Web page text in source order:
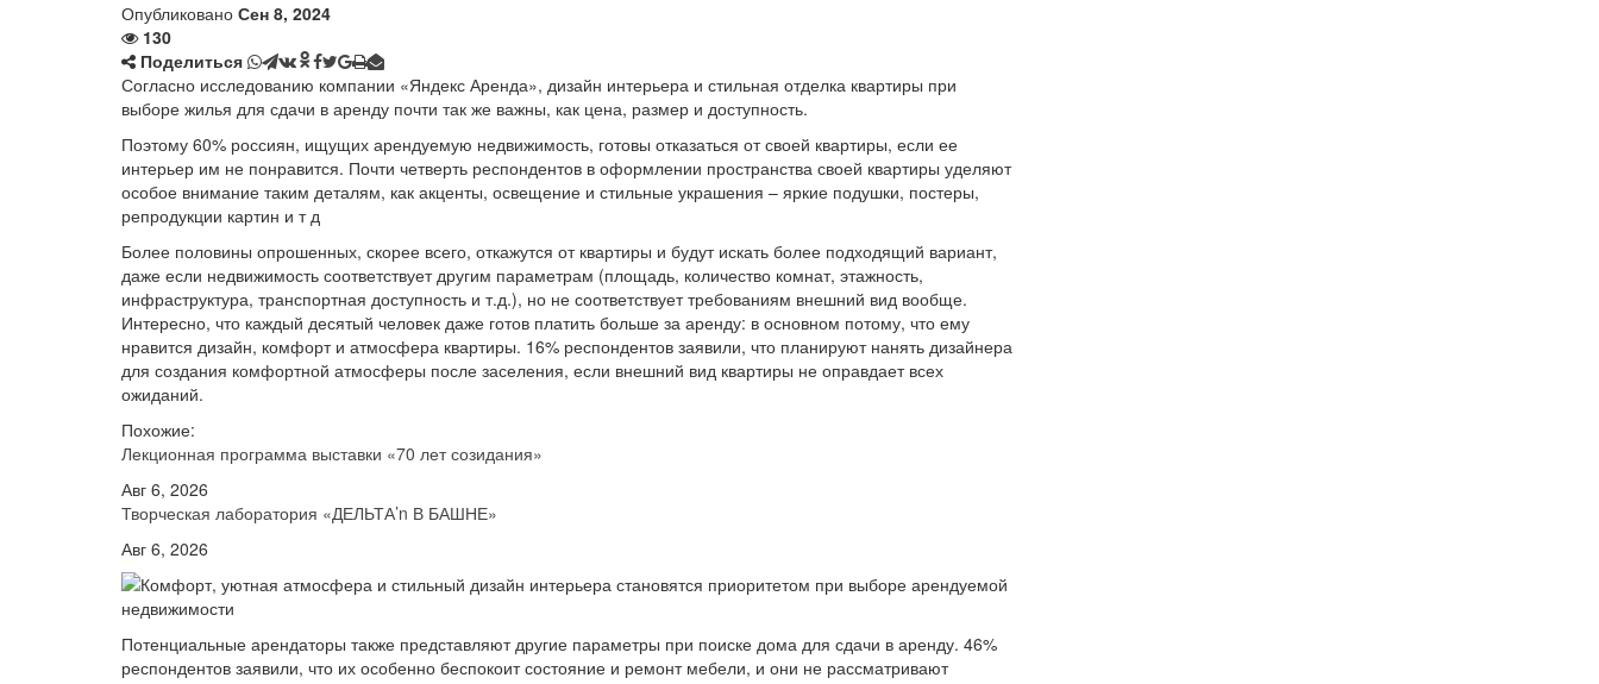
Опубликовано Сен 8, 2024
130
Поделиться
Согласно исследованию компании «Яндекс Аренда», дизайн интерьера и стильная отделка квартиры при
выборе жилья для сдачи в аренду почти так же важны, как цена, размер и доступность.
Поэтому 60% россиян, ищущих арендуемую недвижимость, готовы отказаться от своей квартиры, если ее
интерьер им не понравится. Почти четверть респондентов в оформлении пространства своей квартиры уделяют
особое внимание таким деталям, как акценты, освещение и стильные украшения – яркие подушки, постеры,
репродукции картин и т д
Более половины опрошенных, скорее всего, откажутся от квартиры и будут искать более подходящий вариант,
даже если недвижимость соответствует другим параметрам (площадь, количество комнат, этажность,
инфраструктура, транспортная доступность и т.д.), но не соответствует требованиям внешний вид вообще.
Интересно, что каждый десятый человек даже готов платить больше за аренду: в основном потому, что ему
нравится дизайн, комфорт и атмосфера квартиры. 16% респондентов заявили, что планируют нанять дизайнера
для создания комфортной атмосферы после заселения, если внешний вид квартиры не оправдает всех
ожиданий.
Похожие:
Лекционная программа выставки «70 лет созидания»
Авг 6, 2026
Творческая лаборатория «ДЕЛЬТА’n В БАШНЕ»
Авг 6, 2026
Потенциальные арендаторы также представляют другие параметры при поиске дома для сдачи в аренду. 46%
респондентов заявили, что их особенно беспокоит состояние и ремонт мебели, и они не рассматривают